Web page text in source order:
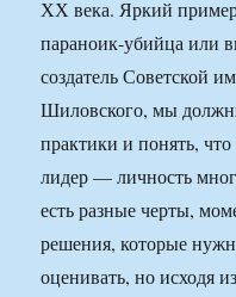
ХХ века. Яркий
параноик-убийца или
создатель Советской
Шиловского, мы
практики и понять,
лидер — личность
есть разные черты,
решения, которые
оценивать, но исходя